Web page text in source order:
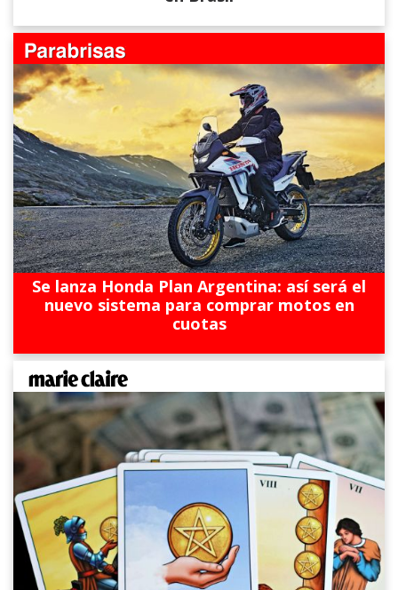
Se lanza Honda Plan Argentina: así será el
nuevo sistema para comprar motos en
cuotas